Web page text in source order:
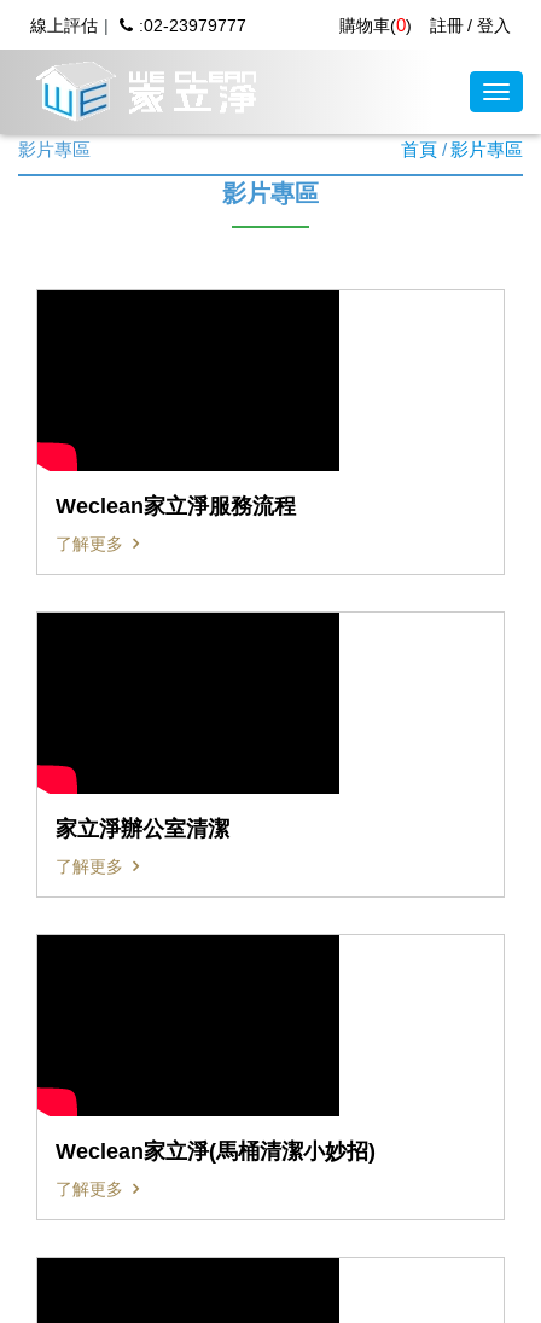
線上評估 :02-23979777 註冊 登入
購物車(0)
影片專區 首頁 影片專區
影片專區
Weclean家立淨服務流程
了解更多
家立淨辦公室清潔
了解更多
Weclean家立淨(馬桶清潔小妙招)
了解更多